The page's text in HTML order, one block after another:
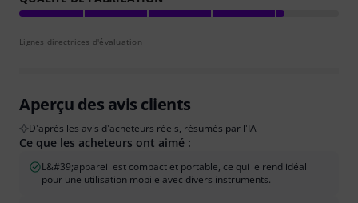
Lignes directrices d'évaluation
Aperçu des avis clients
D'après les avis d'acheteurs réels, résumés par l'IA
Ce que les acheteurs ont aimé :
L&#39;appareil est compact et portable, ce qui le rend idéal
pour une utilisation mobile avec divers instruments.